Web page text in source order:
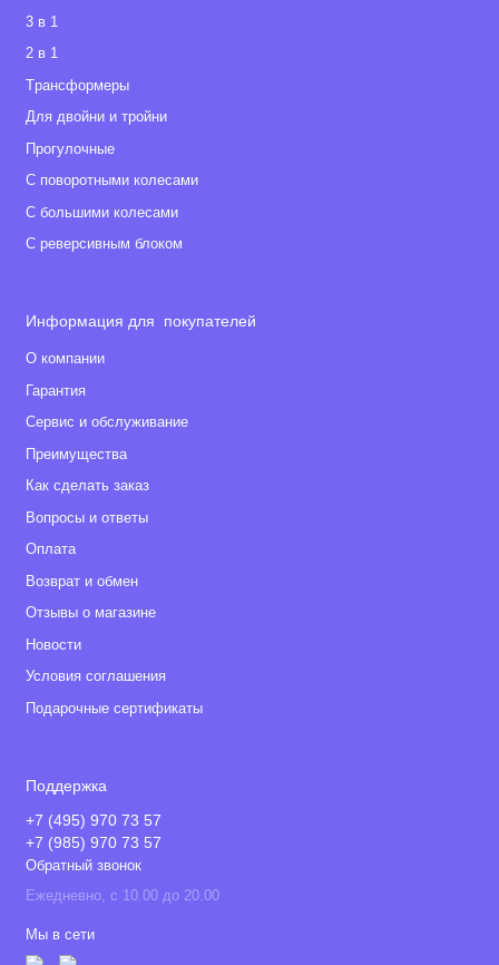
3 в 1
2 в 1
Tрансформеры
Для двойни и тройни
Прогулочные
С поворотными колесами
С большими колесами
С реверсивным блоком
Информация для покупателей
О компании
Гарантия
Сервис и обслуживание
Преимущества
Как сделать заказ
Вопросы и ответы
Оплата
Возврат и обмен
Отзывы о магазине
Новости
Условия соглашения
Подарочные сертификаты
Поддержка
+7 (495) 970 73 57
+7 (985) 970 73 57
Обратный звонок
Ежедневно, с 10.00 до 20.00
Мы в сети